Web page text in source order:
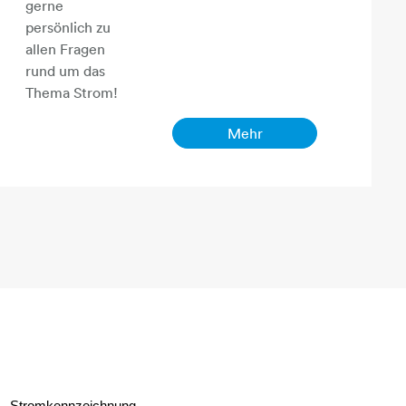
gerne
persönlich zu
allen Fragen
rund um das
Thema Strom!
Mehr